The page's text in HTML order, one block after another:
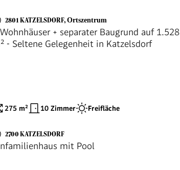
2801 KATZELSDORF, Ortszentrum
+ separater Baugrund auf 1.528
- Seltene Gelegenheit in Katzelsdorf
275 m² 10 Zimmer Freifläche
2700 KATZELSDORF
mit Pool